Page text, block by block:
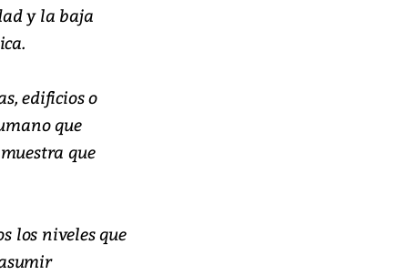
y la baja
edificios o
que
que
los niveles que